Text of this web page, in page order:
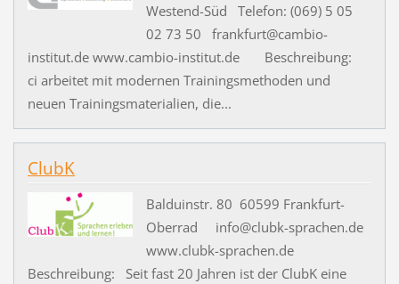
Westend-Süd Telefon: (069) 5 05
02 73 50 frankfurt@cambio-
institut.de www.cambio-institut.de Beschreibung:
ci arbeitet mit modernen Trainingsmethoden und
neuen Trainingsmaterialien, die...
ClubK
Balduinstr. 80 60599 Frankfurt-
Oberrad info@clubk-sprachen.de
www.clubk-sprachen.de
Beschreibung: Seit fast 20 Jahren ist der ClubK eine